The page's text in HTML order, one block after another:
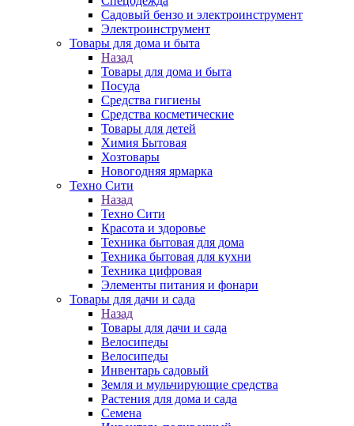
Садовый бензо и электроинструмент
Электроинструмент
Товары для дома и быта
Назад
Товары для дома и быта
Посуда
Средства гигиены
Средства косметические
Товары для детей
Химия Бытовая
Хозтовары
Новогодняя ярмарка
Техно Сити
Назад
Техно Сити
Красота и здоровье
Техника бытовая для дома
Техника бытовая для кухни
Техника цифровая
Элементы питания и фонари
Товары для дачи и сада
Назад
Товары для дачи и сада
Велосипеды
Велосипеды
Инвентарь садовый
Земля и мульчирующие средства
Растения для дома и сада
Семена